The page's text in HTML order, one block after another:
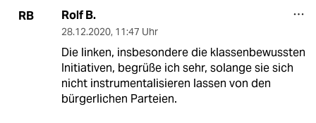
RB Rolf B.
28.12.2020, 11:47 Uhr
Die linken, insbesondere die klassenbewussten
Initiativen, begrüße ich sehr, solange sie sich
nicht instrumentalisieren lassen von den
bürgerlichen Parteien.